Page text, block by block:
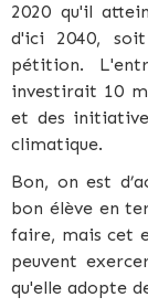
2020 qu'il
d'ici 2040,
pétition.
investirait 10
et des
climatique.
Bon, on est
bon élève en
faire, mais cet
peuvent
qu'elle adopte